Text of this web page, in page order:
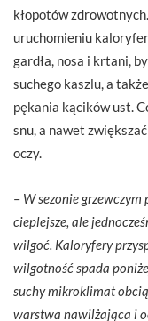
kłopotów
uruchomieniu
gardła, nosa i krtani,
suchego kaszlu, a
pękania kącików ust.
snu, a nawet
oczy.
– W sezonie
cieplejsze, ale
wilgoć. Kaloryfery
wilgotność spada
suchy mikroklimat
warstwa nawilżająca i